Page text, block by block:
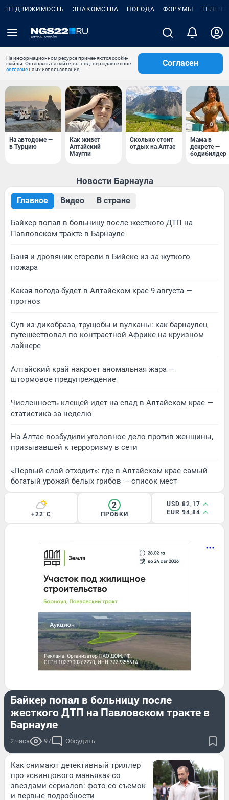
НЕДВИЖИМОСТЬ ЗНАКОМСТВА ПОГОДА ФОРУМЫ
На информационном ресурсе применяются cookie-
файлы. Оставаясь на сайте, вы подтверждаете свое
согласиена их использование.
Согласен
На автодоме —
в Турцию
Как живет
Алтайский
Маугли
Сколько стоит
отдых на Алтае
Мама в
декрете —
бодибилдер
Новости Барнаула
Главное Видео В стране
Байкер попал в больницу после жесткого ДТП на
Павловском тракте в Барнауле
Баня и дровяник сгорели в Бийске из-за жуткого
пожара
Какая погода будет в Алтайском крае 9 августа —
прогноз
Суп из дикобраза, трущобы и вулканы: как барнаулец
путешествовал по контрастной Африке на круизном
лайнере
Алтайский край накроет аномальная жара —
штормовое предупреждение
Численность клещей идет на спад в Алтайском крае —
статистика за неделю
На Алтае возбудили уголовное дело против женщины,
призывавшей к терроризму в сети
«Первый слой отходит»: где в Алтайском крае самый
богатый урожай белых грибов — список мест
+22°C
2
ПРОБКИ
USD 82,17
EUR 94,84
Байкер попал в больницу после
жесткого ДТП на Павловском тракте в
Барнауле
2 часа 97 Обсудить
Как снимают детективный триллер
про «свинцового маньяка» со
звездами сериалов: фото со съемок
и первые подробности